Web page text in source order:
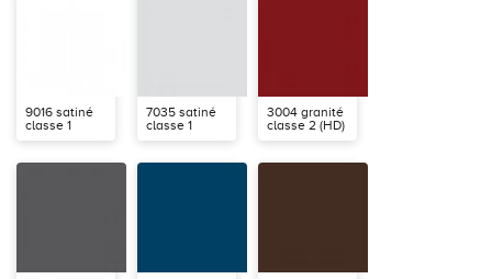
9016 satiné
classe 1
7035 satiné
classe 1
3004 granité
classe 2 (HD)